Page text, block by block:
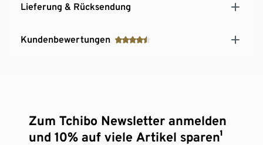
Lieferung & Rücksendung
Kundenbewertungen
Zum Tchibo Newsletter anmelden
und 10% auf viele Artikel sparen¹